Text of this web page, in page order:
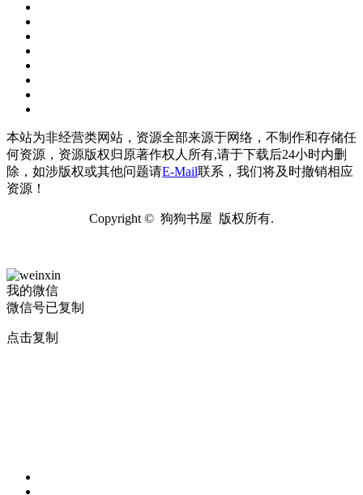
本站为非经营类网站，资源全部来源于网络，不制作和存储任
何资源，资源版权归原著作权人所有,请于下载后24小时内删
除，如涉版权或其他问题请E-Mail联系，我们将及时撤销相应
资源！
Copyright © 狗狗书屋 版权所有.
我的微信
微信号已复制
点击复制